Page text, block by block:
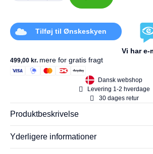
Tilføj til Ønskeskyen
Vi har e-
499,00 kr. mere for gratis fragt
Dansk webshop
Levering 1-2 hverdage
30 dages retur
Produktbeskrivelse
Yderligere informationer